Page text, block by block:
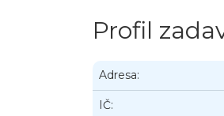
Profil
Adresa:
IČ: